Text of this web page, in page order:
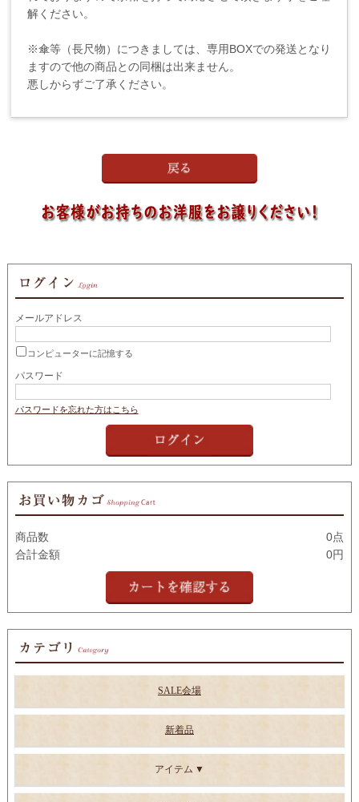
解ください。
※傘等（長尺物）につきましては、専用BOXでの発送となり
ますので他の商品との同梱は出来ません。
悪しからずご了承ください。
メールアドレス
コンピューターに記憶する
パスワード
パスワードを忘れた方はこちら
商品数
0点
合計金額
0円
SALE会場
新着品
アイテム